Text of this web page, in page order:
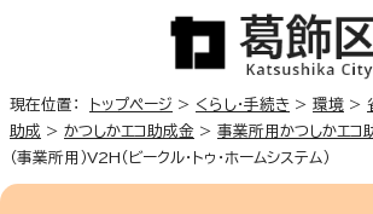
現在位置： トップページ > くらし・手続き > 環境 >
助成 > かつしかエコ助成金 > 事業所用かつしかエ
（事業所用）V2H（ビークル・トゥ・ホームシステム）